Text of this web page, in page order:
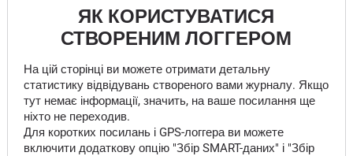
ЯК КОРИСТУВАТИСЯ
СТВОРЕНИМ ЛОГГЕРОМ
На цій сторінці ви можете отримати детальну
статистику відвідувань створеного вами журналу. Якщо
тут немає інформації, значить, на ваше посилання ще
ніхто не переходив.
Для коротких посилань і GPS-логгера ви можете
включити додаткову опцію "Збір SMART-даних" і "Збір